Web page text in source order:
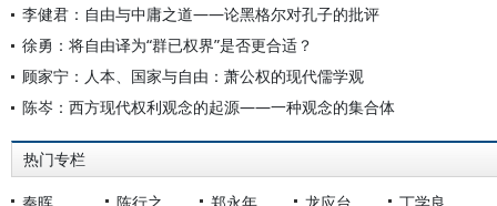
李健君：自由与中庸之道——论黑格尔对孔子的批评
徐勇：将自由译为“群已权界”是否更合适？
顾家宁：人本、国家与自由：萧公权的现代儒学观
陈岑：西方现代权利观念的起源——一种观念的集合体
热门专栏